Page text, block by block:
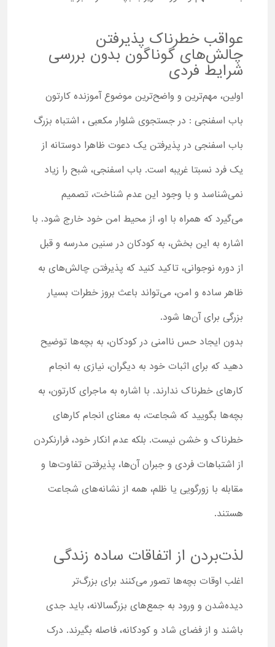
عواقب خطرناک پذیرفتن
چالش‌های گوناگون بدون بررسی
شرایط فردی
اولین، مهم‌ترین و واضح‌ترین موضوع آموزنده کارتون
باب اسفنجی : در جستجوی شلوار مکعبی ، اشتباه بزرگ
باب اسفنجی در پذیرفتن یک دعوت ظاهرا دوستانه از
یک فرد نسبتا غریبه است. باب اسفنجی، شبح را زیاد
نمی‌شناسد و با وجود این عدم شناخت، تصمیم
می‌گیرد که همراه با او، از محیط امن خود خارج شود. با
اشاره به این بخش، به کودکان در سنین مدرسه و قبل
از دوره نوجوانی، تاکید کنید که پذیرفتن چالش‌های به
ظاهر ساده و امن، می‌تواند باعث بروز خطرات بسیار
بزرگی برای آن‌ها شود.
بدون ایجاد حس ناامنی در کودکان، به بچه‌ها توضیح
دهید که برای اثبات خود به دیگران، نیازی به انجام
کارهای خطرناک ندارند. با اشاره به ماجرای کارتون، به
بچه‌ها بگویید که شجاعت، به‌ معنای انجام کارهای
خطرناک و خشن نیست. بلکه عدم انکار خود، فرارنکردن
از اشتباهات فردی و جبران آن‌ها، پذیرفتن تفاوت‌ها و
مقابله با زورگویی یا ظلم، همه از نشانه‌های شجاعت
هستند.
لذت‌بردن از اتفاقات ساده زندگی
اغلب اوقات بچه‌ها تصور می‌کنند برای بزرگ‌تر
دیده‌شدن و ورود به جمع‌های بزرگسالانه، باید جدی
باشند و از فضای شاد و کودکانه، فاصله بگیرند. درک